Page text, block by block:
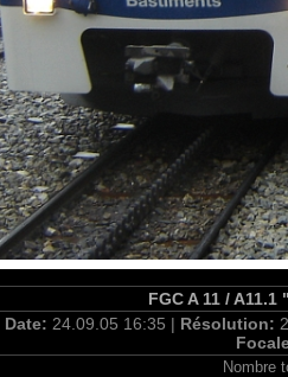
FGC A 11 /
Date: 24.09.05 16:35 | Résolution:
Nombre